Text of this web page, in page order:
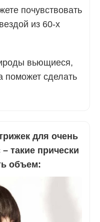
почувствовать
из 60-х
вьющиеся,
поможет сделать
для очень
такие прически
объем: